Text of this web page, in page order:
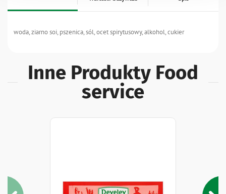
woda, ziarno soi, pszenica, sól, ocet spirytusowy, alkohol, cukier
Inne Produkty Food
service